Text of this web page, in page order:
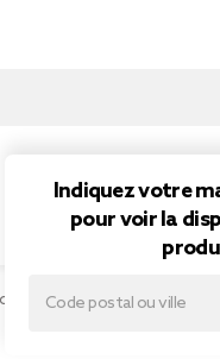
Indiquez votre
pour voir la
25L rayures